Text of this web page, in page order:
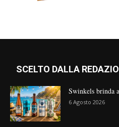
SCELTO DALLA
Swinkels brinda
6 Agosto 2026